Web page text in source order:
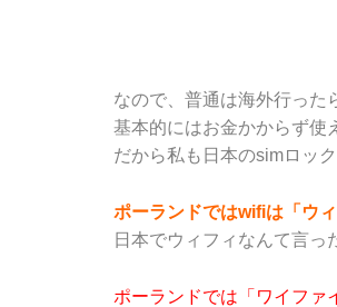
なので、普通は海外行った
基本的にはお金かからず使
だから私も日本のsimロッ
ポーランドではwifiは「ウ
日本でウィフィなんて言っ
ポーランドでは「ワイファ